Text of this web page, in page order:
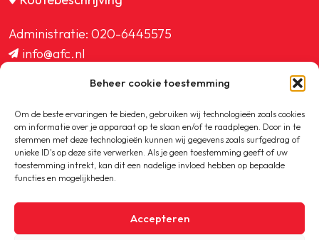
Beheer cookie toestemming
Om de beste ervaringen te bieden, gebruiken wij technologieën zoals cookies
om informatie over je apparaat op te slaan en/of te raadplegen. Door in te
stemmen met deze technologieën kunnen wij gegevens zoals surfgedrag of
unieke ID's op deze site verwerken. Als je geen toestemming geeft of uw
toestemming intrekt, kan dit een nadelige invloed hebben op bepaalde
functies en mogelijkheden.
Accepteren
Administratie: 020-6445575
info@afc.nl
ledenadministratie@afc.nl
Copyright © 2020-2026 AFC